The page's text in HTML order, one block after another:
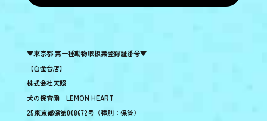
▼東京都 第一種動物取扱業登録証番号▼
【白金台店】
株式会社天照
犬の保育園 LEMON HEART
25東京都保第008672号（種別：保管）